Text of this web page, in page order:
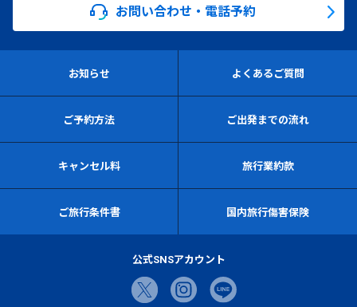
お問い合わせ・電話予約
お知らせ よくあるご質問
ご予約方法 ご出発までの流れ
キャンセル料 旅行業約款
ご旅行条件書 国内旅行傷害保険
公式SNSアカウント